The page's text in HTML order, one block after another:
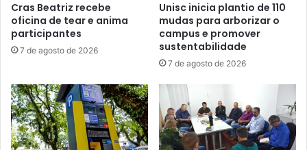
Cras Beatriz recebe
oficina de tear e anima
participantes
7 de agosto de 2026
Unisc inicia plantio de 110
mudas para arborizar o
campus e promover
sustentabilidade
7 de agosto de 2026